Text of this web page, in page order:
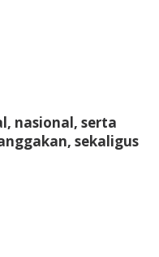
nasional, serta
sekaligus